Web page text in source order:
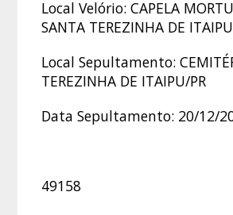
Local Velório: CAPELA
SANTA TEREZINHA DE
Local Sepultamento:
TEREZINHA DE ITAIPU/PR
Data Sepultamento: 20/12/
49158